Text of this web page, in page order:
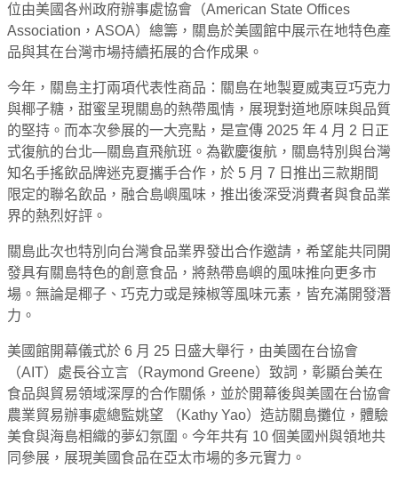
位由美國各州政府辦事處協會（American State Offices
Association，ASOA）總籌，關島於美國館中展示在地特色產
品與其在台灣市場持續拓展的合作成果。
今年，關島主打兩項代表性商品：關島在地製夏威夷豆巧克力
與椰子糖，甜蜜呈現關島的熱帶風情，展現對道地原味與品質
的堅持。而本次參展的一大亮點，是宣傳 2025 年 4 月 2 日正
式復航的台北—關島直飛航班。為歡慶復航，關島特別與台灣
知名手搖飲品牌迷克夏攜手合作，於 5 月 7 日推出三款期間
限定的聯名飲品，融合島嶼風味，推出後深受消費者與食品業
界的熱烈好評。
關島此次也特別向台灣食品業界發出合作邀請，希望能共同開
發具有關島特色的創意食品，將熱帶島嶼的風味推向更多市
場。無論是椰子、巧克力或是辣椒等風味元素，皆充滿開發潛
力。
美國館開幕儀式於 6 月 25 日盛大舉行，由美國在台協會
（AIT）處長谷立言（Raymond Greene）致詞，彰顯台美在
食品與貿易領域深厚的合作關係，並於開幕後與美國在台協會
農業貿易辦事處總監姚望 （Kathy Yao）造訪關島攤位，體驗
美食與海島相織的夢幻氛圍。今年共有 10 個美國州與領地共
同參展，展現美國食品在亞太市場的多元實力。